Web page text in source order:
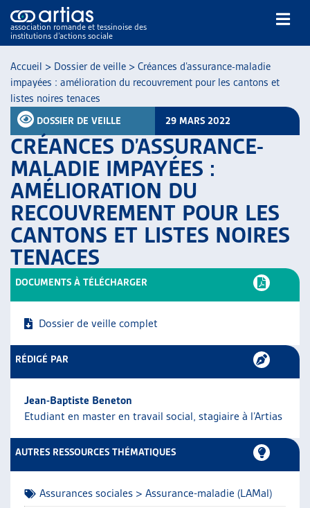
association romande et tessinoise des
institutions d’actions sociale
NOS PUBLICATIONS
ARTICLES
DOSSIERS DU MOIS
VEILLE
RESSOURCES
THÉMATIQUES
GUIDE SOCIAL ROMAND
AUTRES
ARTIAS
PROJETS ET ACTIVITÉS
Accueil > Dossier de veille > Créances d’assurance-maladie
impayées : amélioration du recouvrement pour les cantons et
listes noires tenaces
DOSSIER DE VEILLE 29 MARS 2022
CRÉANCES D’ASSURANCE-
MALADIE IMPAYÉES :
AMÉLIORATION DU
RECOUVREMENT POUR LES
CANTONS ET LISTES NOIRES
TENACES
DOCUMENTS À TÉLÉCHARGER
Dossier de veille complet
RÉDIGÉ PAR
Jean-Baptiste Beneton
Etudiant en master en travail social, stagiaire à l’Artias
AUTRES RESSOURCES THÉMATIQUES
Assurances sociales > Assurance-maladie (LAMal)